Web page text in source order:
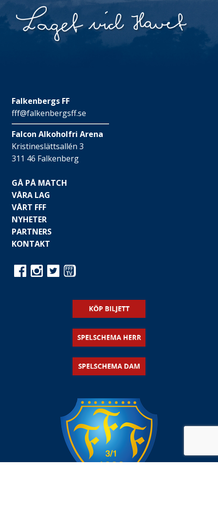
Falkenbergs FF
fff@falkenbergsff.se
Falcon Alkoholfri Arena
Kristineslättsallén 3
311 46 Falkenberg
GÅ PÅ MATCH
VÅRA LAG
VÅRT FFF
NYHETER
PARTNERS
KONTAKT